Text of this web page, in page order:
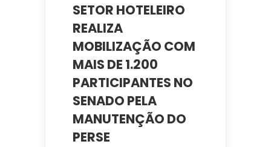
SETOR HOTELEIRO
REALIZA
MOBILIZAÇÃO COM
MAIS DE 1.200
PARTICIPANTES NO
SENADO PELA
MANUTENÇÃO DO
PERSE